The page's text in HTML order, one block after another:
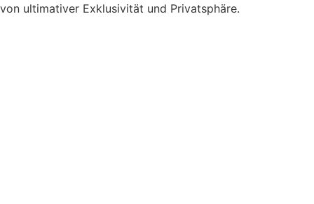
von ultimativer Exklusivität und Privatsphäre.